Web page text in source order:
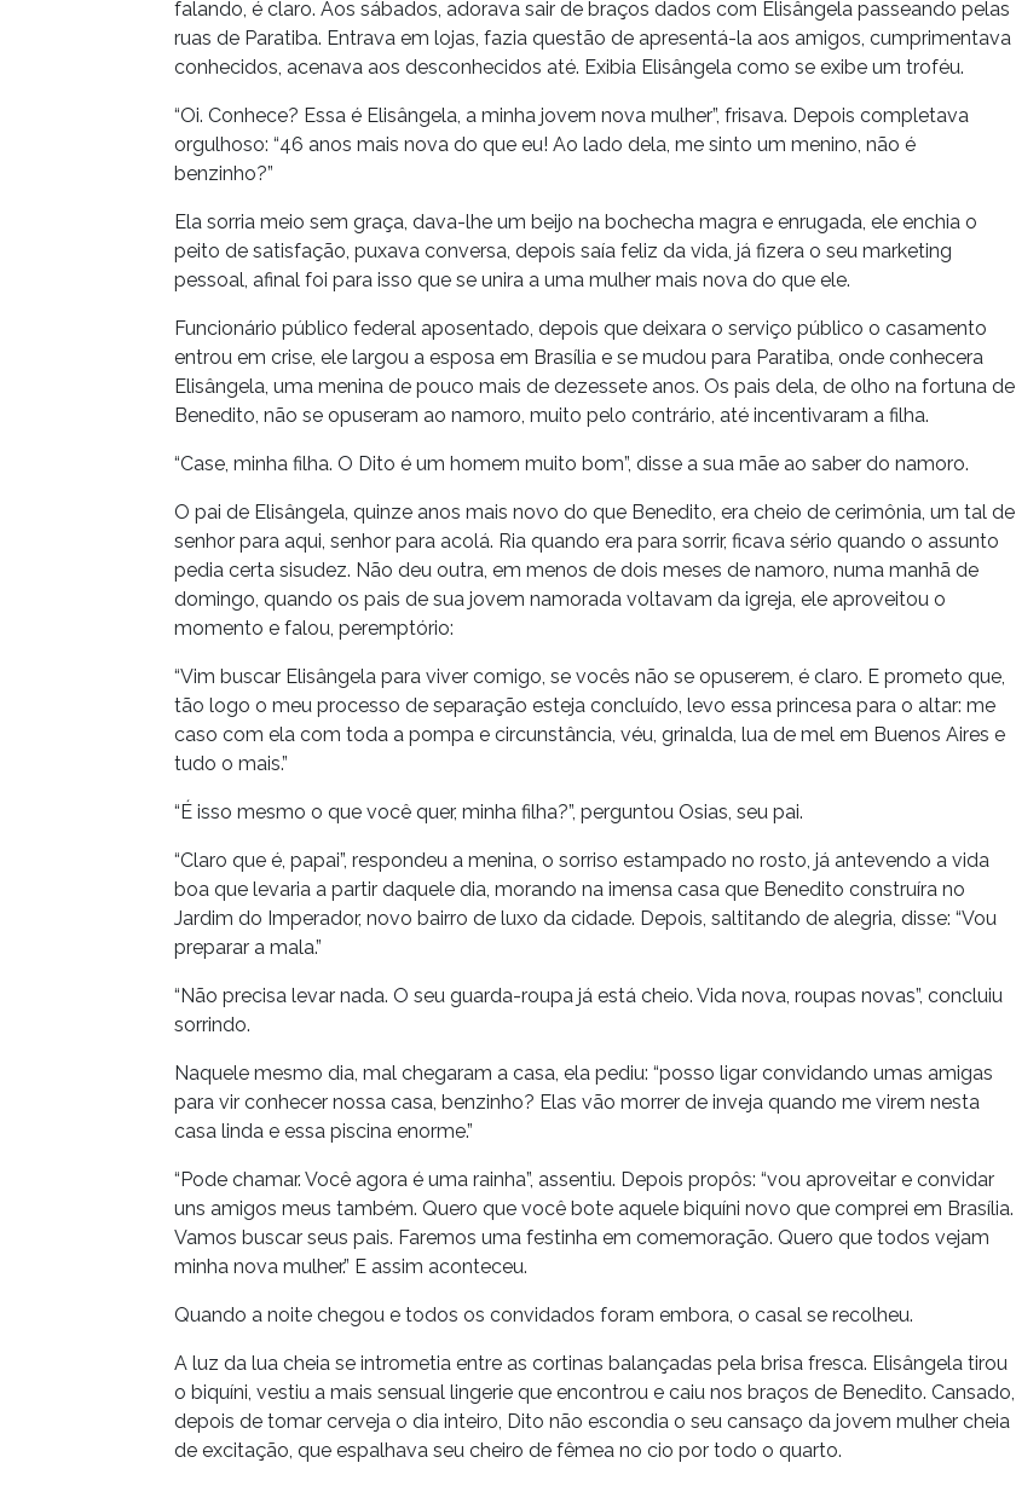
falando, é claro. Aos sábados, adorava sair de braços dados com Elisângela passeando pelas
ruas de Paratiba. Entrava em lojas, fazia questão de apresentá-la aos amigos, cumprimentava
conhecidos, acenava aos desconhecidos até. Exibia Elisângela como se exibe um troféu.
“Oi. Conhece? Essa é Elisângela, a minha jovem nova mulher”, frisava. Depois completava
orgulhoso: “46 anos mais nova do que eu! Ao lado dela, me sinto um menino, não é
benzinho?”
Ela sorria meio sem graça, dava-lhe um beijo na bochecha magra e enrugada, ele enchia o
peito de satisfação, puxava conversa, depois saía feliz da vida, já fizera o seu marketing
pessoal, afinal foi para isso que se unira a uma mulher mais nova do que ele.
Funcionário público federal aposentado, depois que deixara o serviço público o casamento
entrou em crise, ele largou a esposa em Brasília e se mudou para Paratiba, onde conhecera
Elisângela, uma menina de pouco mais de dezessete anos. Os pais dela, de olho na fortuna de
Benedito, não se opuseram ao namoro, muito pelo contrário, até incentivaram a filha.
“Case, minha filha. O Dito é um homem muito bom”, disse a sua mãe ao saber do namoro.
O pai de Elisângela, quinze anos mais novo do que Benedito, era cheio de cerimônia, um tal de
senhor para aqui, senhor para acolá. Ria quando era para sorrir, ficava sério quando o assunto
pedia certa sisudez. Não deu outra, em menos de dois meses de namoro, numa manhã de
domingo, quando os pais de sua jovem namorada voltavam da igreja, ele aproveitou o
momento e falou, peremptório:
“Vim buscar Elisângela para viver comigo, se vocês não se opuserem, é claro. E prometo que,
tão logo o meu processo de separação esteja concluído, levo essa princesa para o altar: me
caso com ela com toda a pompa e circunstância, véu, grinalda, lua de mel em Buenos Aires e
tudo o mais.”
“É isso mesmo o que você quer, minha filha?”, perguntou Osias, seu pai.
“Claro que é, papai”, respondeu a menina, o sorriso estampado no rosto, já antevendo a vida
boa que levaria a partir daquele dia, morando na imensa casa que Benedito construíra no
Jardim do Imperador, novo bairro de luxo da cidade. Depois, saltitando de alegria, disse: “Vou
preparar a mala.”
“Não precisa levar nada. O seu guarda-roupa já está cheio. Vida nova, roupas novas”, concluiu
sorrindo.
Naquele mesmo dia, mal chegaram a casa, ela pediu: “posso ligar convidando umas amigas
para vir conhecer nossa casa, benzinho? Elas vão morrer de inveja quando me virem nesta
casa linda e essa piscina enorme.”
“Pode chamar. Você agora é uma rainha”, assentiu. Depois propôs: “vou aproveitar e convidar
uns amigos meus também. Quero que você bote aquele biquíni novo que comprei em Brasília.
Vamos buscar seus pais. Faremos uma festinha em comemoração. Quero que todos vejam
minha nova mulher.” E assim aconteceu.
Quando a noite chegou e todos os convidados foram embora, o casal se recolheu.
A luz da lua cheia se intrometia entre as cortinas balançadas pela brisa fresca. Elisângela tirou
o biquíni, vestiu a mais sensual lingerie que encontrou e caiu nos braços de Benedito. Cansado,
depois de tomar cerveja o dia inteiro, Dito não escondia o seu cansaço da jovem mulher cheia
de excitação, que espalhava seu cheiro de fêmea no cio por todo o quarto.